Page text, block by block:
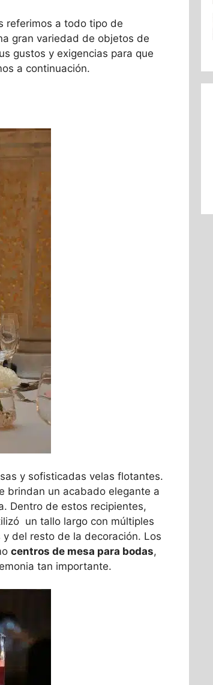
referimos a todo tipo de
gran variedad de objetos de
gustos y exigencias para que
a continuación.
y sofisticadas velas flotantes.
brindan un acabado elegante a
Dentro de estos recipientes,
un tallo largo con múltiples
del resto de la decoración. Los
centros de mesa para bodas,
tan importante.